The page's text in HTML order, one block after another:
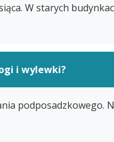
W starych
i wylewki?
podposadzkowego.